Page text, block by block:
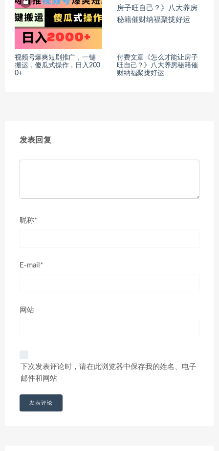
视频号爆爽短剧推广，一键
搬运，傻瓜式操作，日入200
0+
付费文章《怎么才能让房子
旺自己？》八大养房秘籍催
财纳福聚拢好运
发表回复
昵称*
E-mail*
网站
下次发表评论时，请在此浏览器中保存我的姓名、电子
邮件和网站